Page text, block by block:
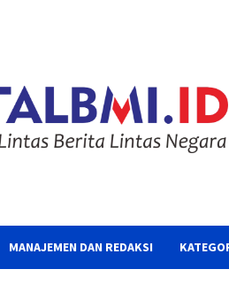
MANAJEMEN DAN REDAKSI